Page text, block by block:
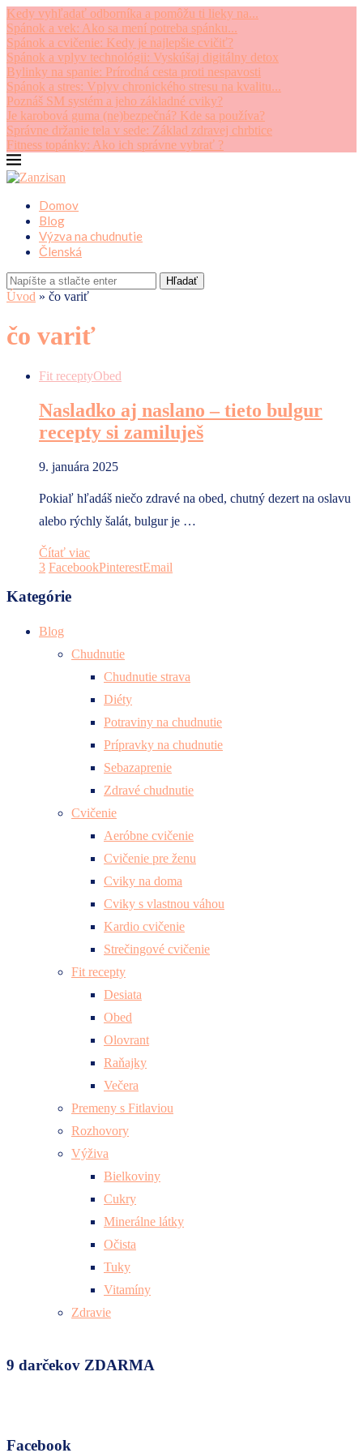
Kedy vyhľadať odborníka a pomôžu ti lieky na...
Spánok a vek: Ako sa mení potreba spánku...
Spánok a cvičenie: Kedy je najlepšie cvičiť?
Spánok a vplyv technológii: Vyskúšaj digitálny detox
Bylinky na spanie: Prírodná cesta proti nespavosti
Spánok a stres: Vplyv chronického stresu na kvalitu...
Poznáš SM systém a jeho základné cviky?
Je karobová guma (ne)bezpečná? Kde sa používa?
Správne držanie tela v sede: Základ zdravej chrbtice
Fitness topánky: Ako ich správne vybrať ?
Domov
Blog
Výzva na chudnutie
Členská
Hľadať
Úvod » čo variť
čo variť
Fit receptyObed
Nasladko aj naslano – tieto bulgur
recepty si zamiluješ
9. januára 2025
Pokiaľ hľadáš niečo zdravé na obed, chutný dezert na oslavu
alebo rýchly šalát, bulgur je …
Čítať viac
3 FacebookPinterestEmail
Kategórie
Blog
Chudnutie
Chudnutie strava
Diéty
Potraviny na chudnutie
Prípravky na chudnutie
Sebazaprenie
Zdravé chudnutie
Cvičenie
Aeróbne cvičenie
Cvičenie pre ženu
Cviky na doma
Cviky s vlastnou váhou
Kardio cvičenie
Strečingové cvičenie
Fit recepty
Desiata
Obed
Olovrant
Raňajky
Večera
Premeny s Fitlaviou
Rozhovory
Výživa
Bielkoviny
Cukry
Minerálne látky
Očista
Tuky
Vitamíny
Zdravie
9 darčekov ZDARMA
Facebook